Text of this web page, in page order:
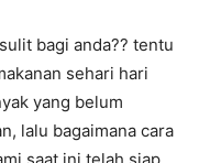
bagi anda?? tentu
sehari hari
yang belum
lalu bagaimana cara